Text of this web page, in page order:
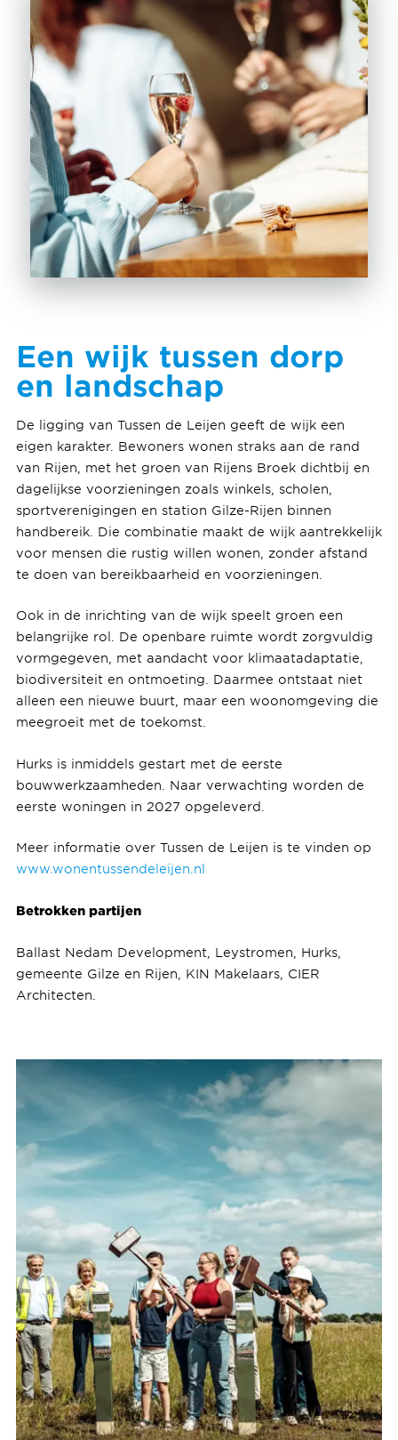
Een wijk tussen dorp
en landschap
De ligging van Tussen de Leijen geeft de wijk een
eigen karakter. Bewoners wonen straks aan de rand
van Rijen, met het groen van Rijens Broek dichtbij en
dagelijkse voorzieningen zoals winkels, scholen,
sportverenigingen en station Gilze-Rijen binnen
handbereik. Die combinatie maakt de wijk aantrekkelijk
voor mensen die rustig willen wonen, zonder afstand
te doen van bereikbaarheid en voorzieningen.
Ook in de inrichting van de wijk speelt groen een
belangrijke rol. De openbare ruimte wordt zorgvuldig
vormgegeven, met aandacht voor klimaatadaptatie,
biodiversiteit en ontmoeting. Daarmee ontstaat niet
alleen een nieuwe buurt, maar een woonomgeving die
meegroeit met de toekomst.
Hurks is inmiddels gestart met de eerste
bouwwerkzaamheden. Naar verwachting worden de
eerste woningen in 2027 opgeleverd.
Meer informatie over Tussen de Leijen is te vinden op
www.wonentussendeleijen.nl
Betrokken partijen
Ballast Nedam Development, Leystromen, Hurks,
gemeente Gilze en Rijen, KIN Makelaars, CIER
Architecten.